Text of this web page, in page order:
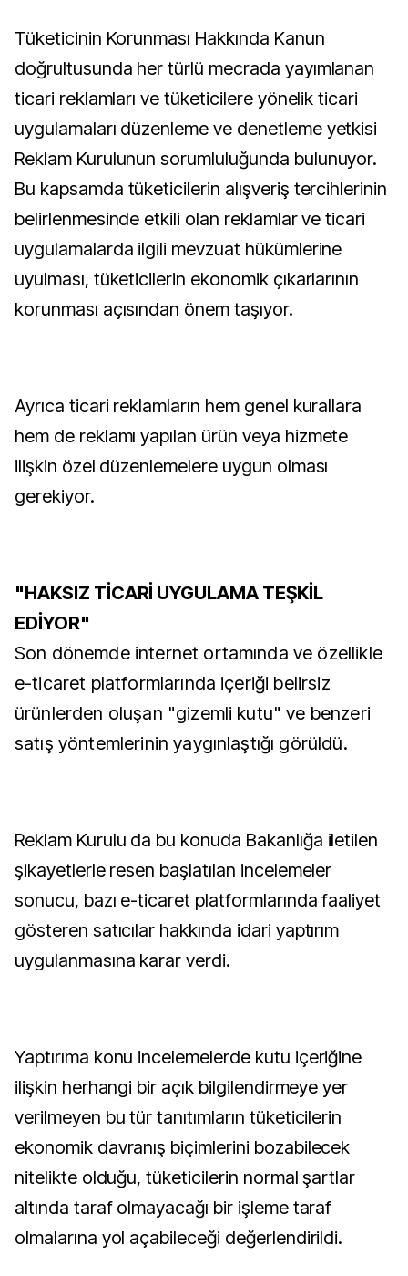
Tüketicinin Korunması Hakkında Kanun
doğrultusunda her türlü mecrada yayımlanan
ticari reklamları ve tüketicilere yönelik ticari
uygulamaları düzenleme ve denetleme yetkisi
Reklam Kurulunun sorumluluğunda bulunuyor.
Bu kapsamda tüketicilerin alışveriş tercihlerinin
belirlenmesinde etkili olan reklamlar ve ticari
uygulamalarda ilgili mevzuat hükümlerine
uyulması, tüketicilerin ekonomik çıkarlarının
korunması açısından önem taşıyor.
Ayrıca ticari reklamların hem genel kurallara
hem de reklamı yapılan ürün veya hizmete
ilişkin özel düzenlemelere uygun olması
gerekiyor.
"HAKSIZ TİCARİ UYGULAMA TEŞKİL
EDİYOR"
Son dönemde internet ortamında ve özellikle
e-ticaret platformlarında içeriği belirsiz
ürünlerden oluşan "gizemli kutu" ve benzeri
satış yöntemlerinin yaygınlaştığı görüldü.
Reklam Kurulu da bu konuda Bakanlığa iletilen
şikayetlerle resen başlatılan incelemeler
sonucu, bazı e-ticaret platformlarında faaliyet
gösteren satıcılar hakkında idari yaptırım
uygulanmasına karar verdi.
Yaptırıma konu incelemelerde kutu içeriğine
ilişkin herhangi bir açık bilgilendirmeye yer
verilmeyen bu tür tanıtımların tüketicilerin
ekonomik davranış biçimlerini bozabilecek
nitelikte olduğu, tüketicilerin normal şartlar
altında taraf olmayacağı bir işleme taraf
olmalarına yol açabileceği değerlendirildi.